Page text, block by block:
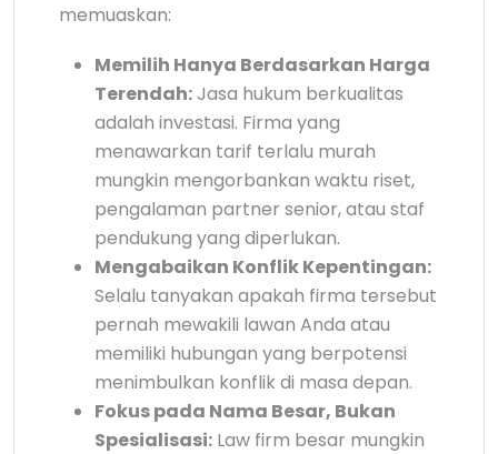
memuaskan:
Memilih Hanya Berdasarkan Harga
Terendah:Jasa hukum berkualitas
adalah investasi. Firma yang
menawarkan tarif terlalu murah
mungkin mengorbankan waktu riset,
pengalaman partner senior, atau staf
pendukung yang diperlukan.
Mengabaikan Konflik Kepentingan:
Selalu tanyakan apakah firma tersebut
pernah mewakili lawan Anda atau
memiliki hubungan yang berpotensi
menimbulkan konflik di masa depan.
Fokus pada Nama Besar, Bukan
Spesialisasi: Law firm besar mungkin